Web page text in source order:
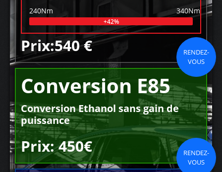
240Nm 340Nm
+42%
Prix:540 €
RENDEZ-
VOUS
Conversion E85
Conversion Ethanol sans gain de
puissance
Prix: 450€
RENDEZ-
VOUS